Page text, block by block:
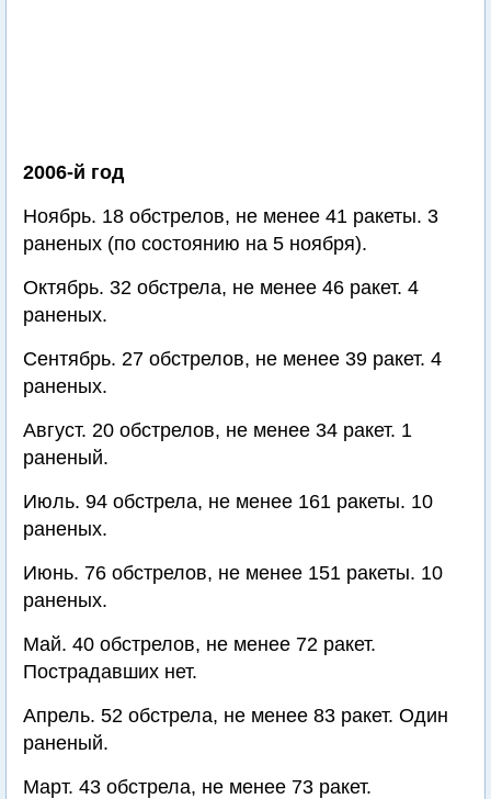
2006-й год
Ноябрь. 18 обстрелов, не менее 41 ракеты. 3
раненых (по состоянию на 5 ноября).
Октябрь. 32 обстрела, не менее 46 ракет. 4
раненых.
Сентябрь. 27 обстрелов, не менее 39 ракет. 4
раненых.
Август. 20 обстрелов, не менее 34 ракет. 1
раненый.
Июль. 94 обстрела, не менее 161 ракеты. 10
раненых.
Июнь. 76 обстрелов, не менее 151 ракеты. 10
раненых.
Май. 40 обстрелов, не менее 72 ракет.
Пострадавших нет.
Апрель. 52 обстрела, не менее 83 ракет. Один
раненый.
Март. 43 обстрела, не менее 73 ракет.